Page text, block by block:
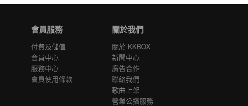
會員服務
付費及儲值
會員中心
服務中心
會員使用條款
關於我們
關於 KKBOX
新聞中心
廣告合作
聯絡我們
歌曲上架
營業公播服務